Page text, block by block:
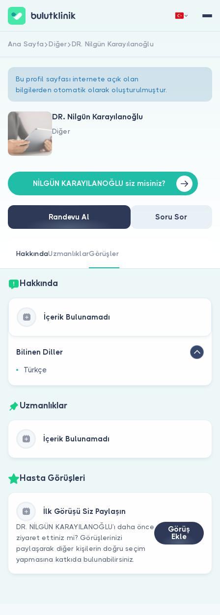
Hakkımızda
Doktorlar için
Doktor musunuz?
Hemen Kaydol Giriş Yap
Ana Sayfa Diğer DR. Nilgün Karayılanoğlu
Bu profil sayfası internete açık olan
bilgilerden otomatik olarak oluşturulmuştur.
DR. Nilgün Karayılanoğlu
Diğer
NİLGÜN KARAYILANOĞLU siz misiniz?
Randevu Al Soru Sor
HakkındaUzmanlıklarGörüşler
Hakkında
İçerik Bulunamadı
Bilinen Diller
Türkçe
Uzmanlıklar
İçerik Bulunamadı
Hasta Görüşleri
İlk Görüşü Siz Paylaşın
DR. NİLGÜN KARAYILANOĞLU’ı daha önce
ziyaret ettiniz mi? Görüşlerinizi
paylaşarak diğer kişilerin doğru seçim
yapmasına katkıda bulunabilirsiniz.
Görüş
Ekle